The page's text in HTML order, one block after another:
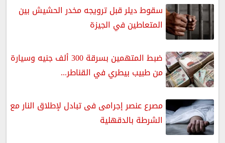
سقوط ديلر قبل ترويجه مخدر الحشيش بين
المتعاطين في الجيزة
ضبط المتهمين بسرقة 300 ألف جنيه وسيارة
من طبيب بيطري في القناطر...
مصرع عنصر إجرامى فى تبادل لإطلاق النار مع
الشرطة بالدقهلية